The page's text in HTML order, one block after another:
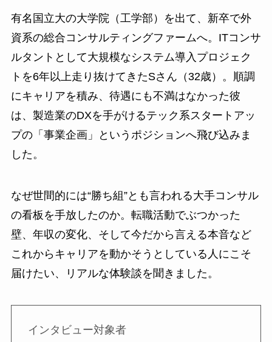
有名国立大の大学院（工学部）を出て、新卒で外
資系の総合コンサルティングファームへ。ITコンサ
ルタントとして大規模なシステム導入プロジェク
トを6年以上走り抜けてきたSさん（32歳）。順調
にキャリアを積み、待遇にも不満はなかった彼
は、製造業のDXを手がけるテック系スタートアッ
プの「事業企画」というポジションへ飛び込みま
した。
なぜ世間的には“勝ち組”とも言われる大手コンサル
の看板を手放したのか。転職活動でぶつかった
壁、年収の変化、そして今だから言える本音など
これからキャリアを動かそうとしている人にこそ
届けたい、リアルな体験談を聞きました。
インタビュー対象者